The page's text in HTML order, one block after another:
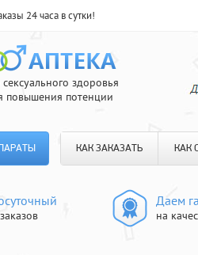
24 часа в сутки!
здоровья
повышения потенции
КАК ЗАКАЗАТЬ КАК
Даем
на